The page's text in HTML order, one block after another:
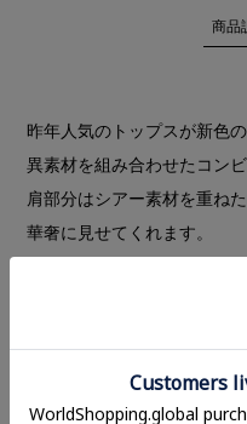
商品
昨年人気のトップスが新色
異素材を組み合わせたコン
肩部分はシアー素材を重ね
華奢に見せてくれます。